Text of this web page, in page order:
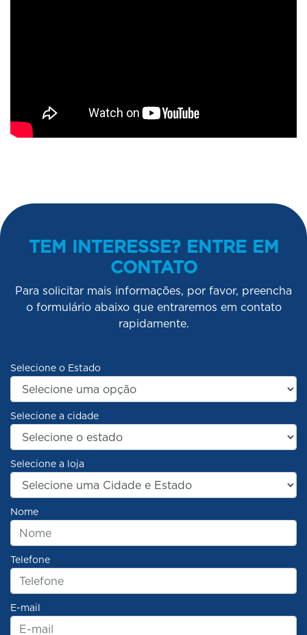
TEM INTERESSE? ENTRE EM
CONTATO
Para solicitar mais informações, por favor, preencha
o formulário abaixo que entraremos em contato
rapidamente.
Selecione o Estado
Selecione a cidade
Selecione a loja
Nome
Telefone
E-mail